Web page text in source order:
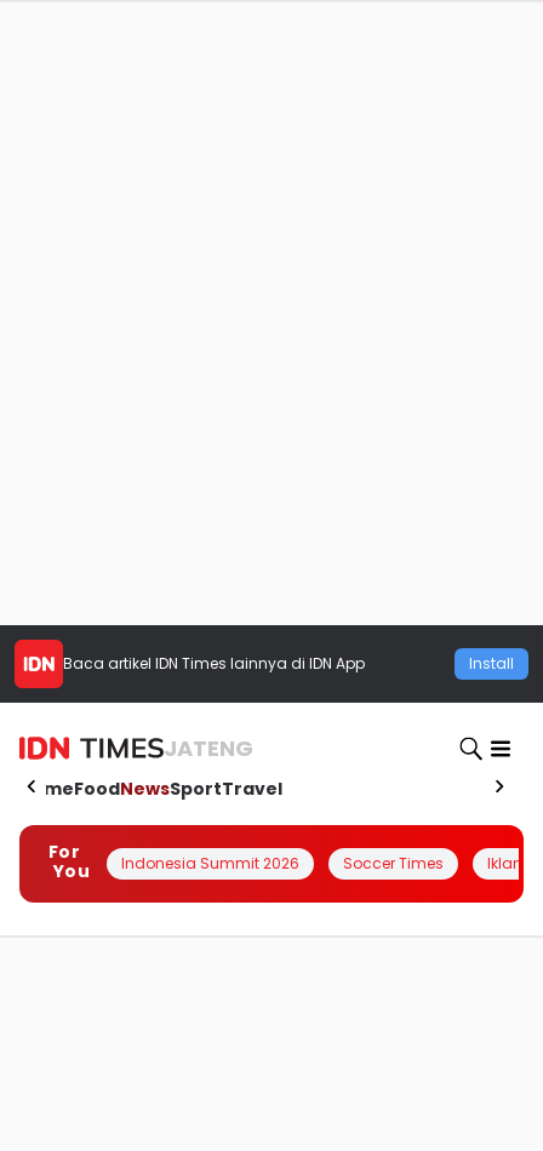
Baca artikel IDN Times lainnya di IDN App Install
JATENG
HomeFoodNewsSportTravel
For
You
Indonesia Summit 2026 Soccer Times Iklanin